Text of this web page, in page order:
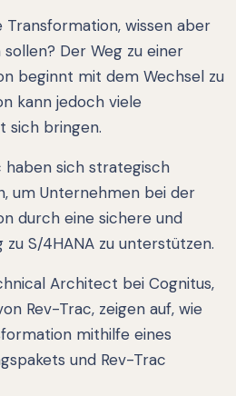
Transformation, wissen aber
Der Weg zu einer
beginnt mit dem Wechsel zu
kann jedoch viele
sich bringen.
haben sich strategisch
um Unternehmen bei der
durch eine sichere und
S/4HANA zu unterstützen.
Architect bei Cognitus,
Rev-Trac, zeigen auf, wie
mithilfe eines
und Rev-Trac